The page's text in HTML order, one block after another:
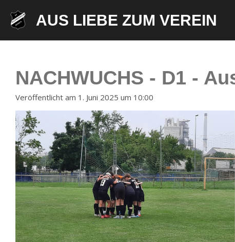
Zum
Hauptinhalt
springen
AUS LIEBE ZUM VEREIN
NACHWUCHS - D1 -
Veröffentlicht am 1. Juni 2025 um 10:00